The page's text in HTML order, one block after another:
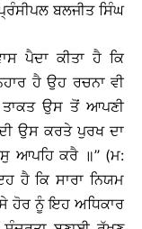
ਬਲਜੀਤ ਸਿੰਘ
ਪੈਦਾ ਕੀਤਾ ਹੈ ਕਿ
ਹੈ ਉਹ ਰਚਨਾ ਵੀ
ਉਸ ਤੋਂ ਆਪਣੀ
ਉਸ ਕਰਤੇ ਪੁਰਖ ਦਾ
ਆਪਹਿ ਕਰੈ ॥’’ (ਮ:
ਹੈ ਕਿ ਸਾਰਾ ਨਿਯਮ
ਹੋਰ ਨੂੰ ਇਹ ਅਧਿਕਾਰ